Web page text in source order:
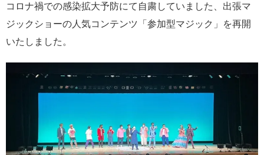
コロナ禍での感染拡大予防にて自粛していました、出張マ
ジックショーの人気コンテンツ「参加型マジック」を再開
いたしました。